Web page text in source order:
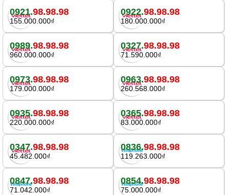
0921.98.98.98
155.000.000₫
0922.98.98.98
180.000.000₫
0989.98.98.98
960.000.000₫
0327.98.98.98
71.590.000₫
0973.98.98.98
179.000.000₫
0963.98.98.98
260.568.000₫
0935.98.98.98
220.000.000₫
0365.98.98.98
83.000.000₫
0347.98.98.98
45.482.000₫
0836.98.98.98
119.263.000₫
0847.98.98.98
71.042.000₫
0854.98.98.98
75.000.000₫